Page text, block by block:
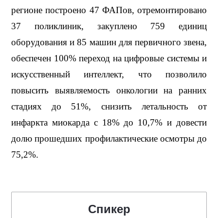
регионе построено 47 ФАПов, отремонтировано
37 поликлиник, закуплено 759 единиц
оборудования и 85 машин для первичного звена,
обеспечен 100% переход на цифровые системы и
искусственный интеллект, что позволило
повысить выявляемость онкологии на ранних
стадиях до 51%, снизить летальность от
инфаркта миокарда с 18% до 10,7% и довести
долю прошедших профилактические осмотры до
75,2%.
Спикер